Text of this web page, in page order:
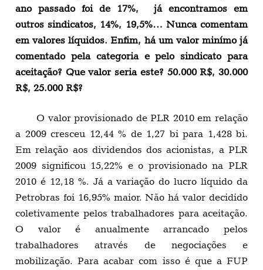
ano passado foi de 17%, já encontramos em
outros sindicatos, 14%, 19,5%… Nunca comentam
em valores líquidos. Enfim, há um valor minímo já
comentado pela categoria e pelo sindicato para
aceitação? Que valor seria este? 50.000 R$, 30.000
R$, 25.000 R$?
O valor provisionado de PLR 2010 em relação
a 2009 cresceu 12,44 % de 1,27 bi para 1,428 bi.
Em relação aos dividendos dos acionistas, a PLR
2009 significou 15,22% e o provisionado na PLR
2010 é 12,18 %. Já a variação do lucro líquido da
Petrobras foi 16,95% maior. Não há valor decidido
coletivamente pelos trabalhadores para aceitação.
O valor é anualmente arrancado pelos
trabalhadores através de negociações e
mobilização. Para acabar com isso é que a FUP